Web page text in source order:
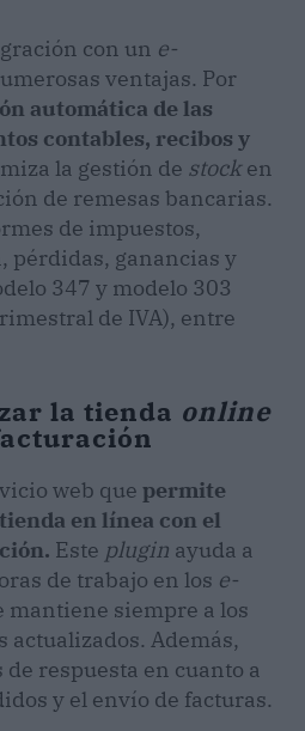
con un e-
ventajas. Por
automática de las
contables, recibos y
la gestión de stocken
de remesas bancarias.
de impuestos,
pérdidas, ganancias y
347 y modelo 303
de IVA), entre
la tienda online
web que permite
en línea con el
Este plugin ayuda a
de trabajo en los e-
mantiene siempre a los
Además,
respuesta en cuanto a
y el envío de facturas.